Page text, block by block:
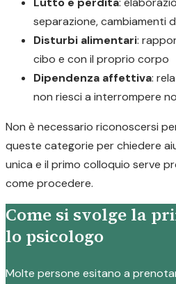
separazione, cambiamenti
Disturbi alimentari:
cibo e con il proprio corpo
Dipendenza affettiva:
non riesci a interrompere
Non è necessario riconoscersi
queste categorie per chiedere
unica e il primo colloquio serve
come procedere.
Come si svolge la
lo psicologo
Molte persone esitano a